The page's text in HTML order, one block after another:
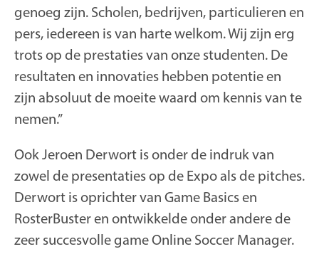
genoeg zijn. Scholen, bedrijven, particulieren en
pers, iedereen is van harte welkom. Wij zijn erg
trots op de prestaties van onze studenten. De
resultaten en innovaties hebben potentie en
zijn absoluut de moeite waard om kennis van te
nemen.”
Ook Jeroen Derwort is onder de indruk van
zowel de presentaties op de Expo als de pitches.
Derwort is oprichter van Game Basics en
RosterBuster en ontwikkelde onder andere de
zeer succesvolle game Online Soccer Manager.